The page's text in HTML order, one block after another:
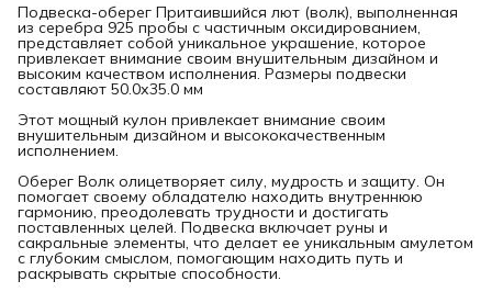
Подвеска-оберег Притаившийся лют (волк), выполненная
из серебра 925 пробы с частичным оксидированием,
представляет собой уникальное украшение, которое
привлекает внимание своим внушительным дизайном и
высоким качеством исполнения. Размеры подвески
составляют 50.0х35.0 мм
Этот мощный кулон привлекает внимание своим
внушительным дизайном и высококачественным
исполнением.
Оберег Волк олицетворяет силу, мудрость и защиту. Он
помогает своему обладателю находить внутреннюю
гармонию, преодолевать трудности и достигать
поставленных целей. Подвеска включает руны и
сакральные элементы, что делает ее уникальным амулетом
с глубоким смыслом, помогающим находить путь и
раскрывать скрытые способности.